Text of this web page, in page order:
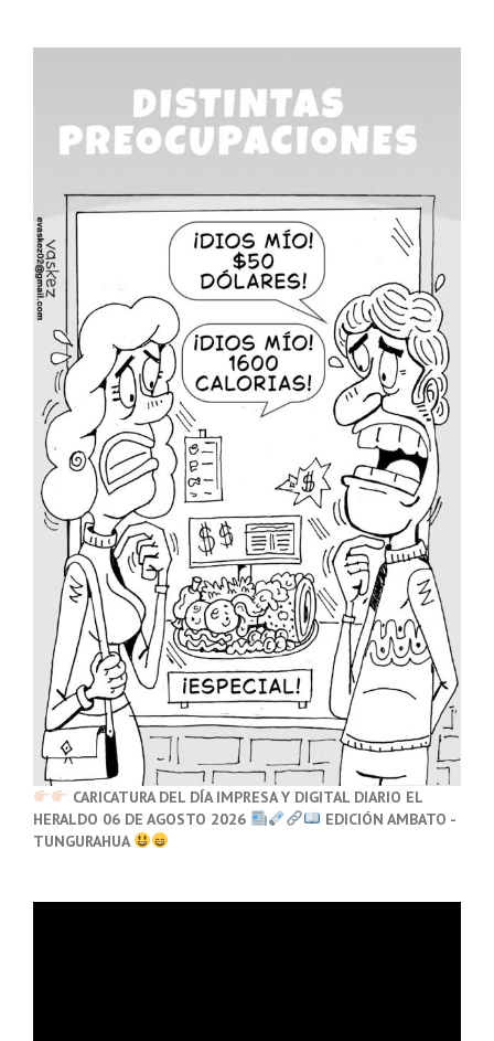
CARICATURA DEL DÍA IMPRESA Y DIGITAL DIARIO EL
HERALDO 06 DE AGOSTO 2026
EDICIÓN AMBATO -
TUNGURAHUA